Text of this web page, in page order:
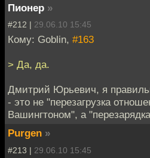
Пионер »
#212 | 29.06.10 15:45
Кому: Goblin, #163
> Да, да.
Дмитрий Юрьевич, я
- это не "перезагрузка
Вашингтоном", а
Purgen »
#213 | 29.06.10 15:45